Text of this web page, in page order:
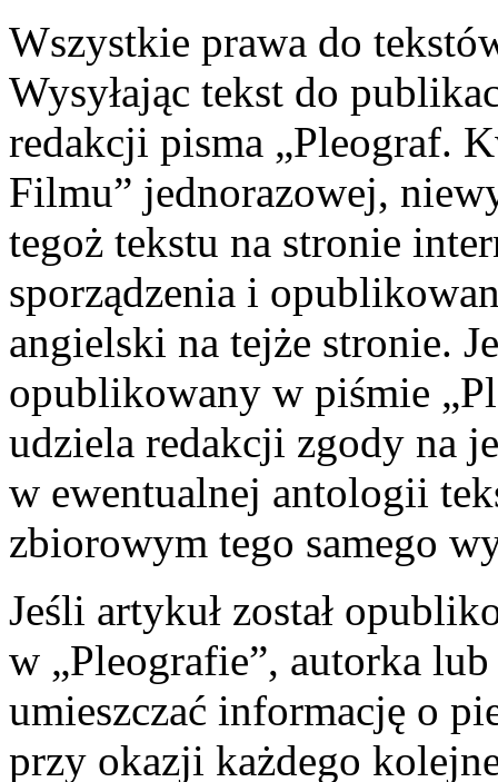
Wszystkie prawa do
Wysyłając tekst do
redakcji pisma „Pleograf.
Filmu” jednorazowej,
tegoż tekstu na stronie
sporządzenia i
angielski na tejże stronie.
opublikowany w piśmie
udziela redakcji zgody na
w ewentualnej antologii
zbiorowym tego samego
Jeśli artykuł został
w „Pleografie”, autorka
umieszczać informację o
przy okazji każdego